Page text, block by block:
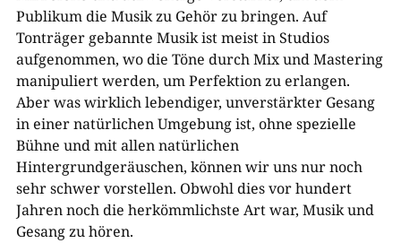
Publikum die Musik zu Gehör zu bringen. Auf
Tonträger gebannte Musik ist meist in Studios
aufgenommen, wo die Töne durch Mix und Mastering
manipuliert werden, um Perfektion zu erlangen.
Aber was wirklich lebendiger, unverstärkter Gesang
in einer natürlichen Umgebung ist, ohne spezielle
Bühne und mit allen natürlichen
Hintergrundgeräuschen, können wir uns nur noch
sehr schwer vorstellen. Obwohl dies vor hundert
Jahren noch die herkömmlichste Art war, Musik und
Gesang zu hören.